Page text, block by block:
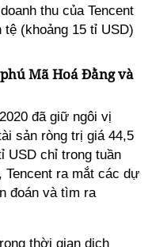
thu của Tencent
tệ (khoảng 15 tỉ USD)
Mã Hoá Đằng và
đã giữ ngôi vị
sản ròng trị giá 44,5
USD chỉ trong tuần
Tencent ra mắt các dự
đoán và tìm ra
thời gian dịch